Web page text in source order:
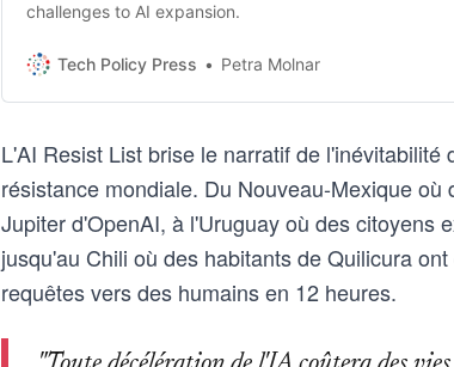
challenges to AI expansion.
Tech Policy Press Petra Molnar
L'AI Resist List brise le narratif de
résistance mondiale. Du Nouveau-Mexique
Jupiter d'OpenAI, à l'Uruguay où des citoyens
jusqu'au Chili où des habitants de Quilicura
requêtes vers des humains en 12 heures.